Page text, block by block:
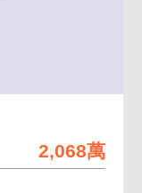
2,068萬